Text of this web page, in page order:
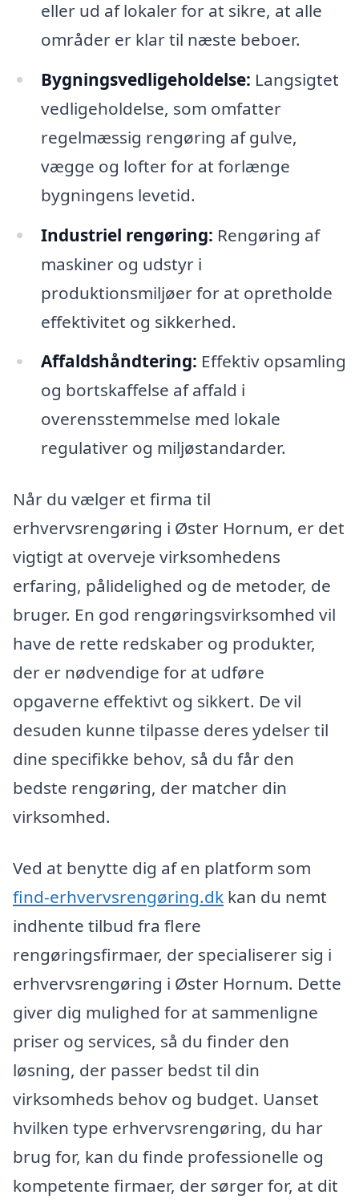
eller ud af lokaler for at sikre, at alle
områder er klar til næste beboer.
Bygningsvedligeholdelse: Langsigtet
vedligeholdelse, som omfatter
regelmæssig rengøring af gulve,
vægge og lofter for at forlænge
bygningens levetid.
Industriel rengøring: Rengøring af
maskiner og udstyr i
produktionsmiljøer for at opretholde
effektivitet og sikkerhed.
Affaldshåndtering: Effektiv opsamling
og bortskaffelse af affald i
overensstemmelse med lokale
regulativer og miljøstandarder.
Når du vælger et firma til
erhvervsrengøring i Øster Hornum, er det
vigtigt at overveje virksomhedens
erfaring, pålidelighed og de metoder, de
bruger. En god rengøringsvirksomhed vil
have de rette redskaber og produkter,
der er nødvendige for at udføre
opgaverne effektivt og sikkert. De vil
desuden kunne tilpasse deres ydelser til
dine specifikke behov, så du får den
bedste rengøring, der matcher din
virksomhed.
Ved at benytte dig af en platform som
find-erhvervsrengøring.dk kan du nemt
indhente tilbud fra flere
rengøringsfirmaer, der specialiserer sig i
erhvervsrengøring i Øster Hornum. Dette
giver dig mulighed for at sammenligne
priser og services, så du finder den
løsning, der passer bedst til din
virksomheds behov og budget. Uanset
hvilken type erhvervsrengøring, du har
brug for, kan du finde professionelle og
kompetente firmaer, der sørger for, at dit